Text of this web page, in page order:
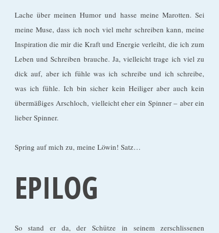
Lache über meinen Humor und hasse meine Marotten. Sei
meine Muse, dass ich noch viel mehr schreiben kann, meine
Inspiration die mir die Kraft und Energie verleiht, die ich zum
Leben und Schreiben brauche. Ja, vielleicht trage ich viel zu
dick auf, aber ich fühle was ich schreibe und ich schreibe,
was ich fühle. Ich bin sicher kein Heiliger aber auch kein
übermäßiges Arschloch, vielleicht eher ein Spinner – aber ein
lieber Spinner.
Spring auf mich zu, meine Löwin! Satz…
EPILOG
So stand er da, der Schütze in seinem zerschlissenen